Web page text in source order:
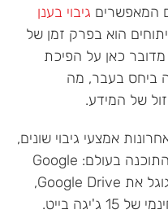
המאפשרים גיבוי בענן
הוא בפרק זמן של
כאן על הפיכת
ביחס בעבר, מה
של המידע.
אמצעי גיבוי שונים,
המסופקים על ידי מיטב ענקיות התוכנה בעולם: Google
מציעה מאז 2012 לבעלי חשבון גוגל את Google Drive,
אשר מציע, נכון לעכשיו, אחסון חינמי של 15 ג'יגה בייט.